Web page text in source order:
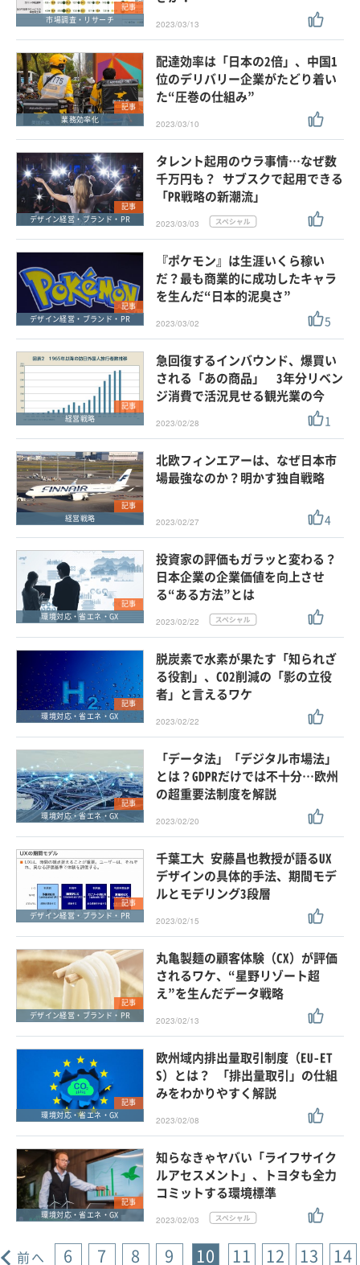
記事
市場調査・リサーチ
2023/03/13
記事
業務効率化
配達効率は「日本の2倍」、中国1
位のデリバリー企業がたどり着い
た“圧巻の仕組み”
2023/03/10
記事
デザイン経営・ブランド・PR
タレント起用のウラ事情…なぜ数
千万円も？ サブスクで起用できる
「PR戦略の新潮流」
2023/03/03
記事
デザイン経営・ブランド・PR
『ポケモン』は生涯いくら稼い
だ？最も商業的に成功したキャラ
を生んだ“日本的泥臭さ”
2023/03/02 5
記事
経営戦略
急回復するインバウンド、爆買い
される「あの商品」 3年分リベン
ジ消費で活況見せる観光業の今
2023/02/28 1
記事
経営戦略
北欧フィンエアーは、なぜ日本市
場最強なのか？明かす独自戦略
2023/02/27 4
記事
環境対応・省エネ・GX
投資家の評価もガラッと変わる？
日本企業の企業価値を向上させ
る“ある方法”とは
2023/02/22
記事
環境対応・省エネ・GX
脱炭素で水素が果たす「知られざ
る役割」、CO2削減の「影の立役
者」と言えるワケ
2023/02/22
記事
環境対応・省エネ・GX
「データ法」「デジタル市場法」
とは？GDPRだけでは不十分…欧州
の超重要法制度を解説
2023/02/20
記事
デザイン経営・ブランド・PR
千葉工大 安藤昌也教授が語るUX
デザインの具体的手法、期間モデ
ルとモデリング3段層
2023/02/15
記事
デザイン経営・ブランド・PR
丸亀製麺の顧客体験（CX）が評価
されるワケ、“星野リゾート超
え”を生んだデータ戦略
2023/02/13
記事
環境対応・省エネ・GX
欧州域内排出量取引制度（EU-ET
S）とは？ 「排出量取引」の仕組
みをわかりやすく解説
2023/02/08
記事
環境対応・省エネ・GX
知らなきゃヤバい「ライフサイク
ルアセスメント」、トヨタも全力
コミットする環境標準
2023/02/03
前へ 6 7 8 9 10 11 12 13
14